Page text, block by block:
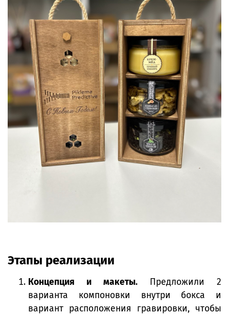
Этапы реализации
Концепция и макеты. Предложили 2
варианта компоновки внутри бокса и
вариант расположения гравировки, чтобы